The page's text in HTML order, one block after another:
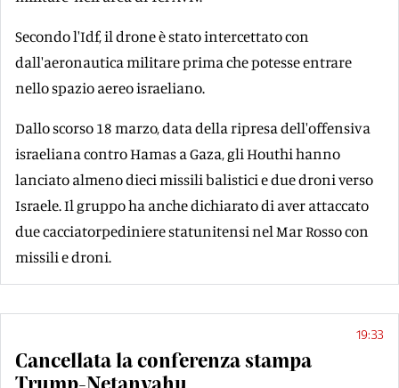
Secondo l'Idf, il drone è stato intercettato con
dall'aeronautica militare prima che potesse entrare
nello spazio aereo israeliano.
Dallo scorso 18 marzo, data della ripresa dell'offensiva
israeliana contro Hamas a Gaza, gli Houthi hanno
lanciato almeno dieci missili balistici e due droni verso
Israele. Il gruppo ha anche dichiarato di aver attaccato
due cacciatorpediniere statunitensi nel Mar Rosso con
missili e droni.
19:33
Cancellata la conferenza stampa
Trump-Netanyahu